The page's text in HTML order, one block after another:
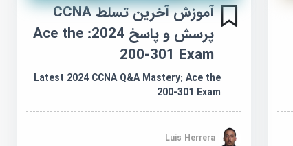
آموزش آخرین تسلط CCNA
پرسش و پاسخ 2024: Ace the
200-301 Exam
Latest 2024 CCNA Q&A Mastery: Ace the
200-301 Exam